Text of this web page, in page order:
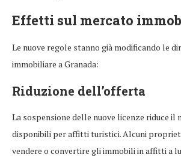
Effetti sul mercato
Le nuove regole stanno già modificando le
immobiliare a Granada:
Riduzione dell’offerta
La sospensione delle nuove licenze riduce il
disponibili per affitti turistici. Alcuni
vendere o convertire gli immobili in affitti a